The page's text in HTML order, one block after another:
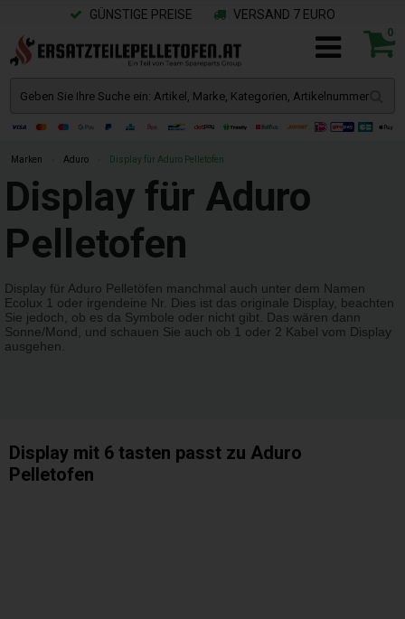
GÜNSTIGE PREISE VERSAND 7 EURO
0
Marken Aduro Display für Aduro Pelletofen
Display für Aduro
Pelletofen
Display für Aduro Pelletöfen manchmal auch unter dem Namen
Ecolux 1 oder irgendeine Nr. Dies ist das originale Display, beachten
Sie jedoch, ob es da Symbole oder nicht gibt. Das wären dann
Sonne/Mond, und schauen Sie auch ob 1 oder 2 Kabel vom Display
ausgehen.
Display mit 6 tasten passt zu Aduro
Pelletofen